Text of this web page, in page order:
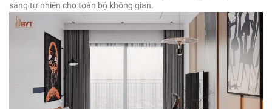
sáng tự nhiên cho toàn bộ không gian.